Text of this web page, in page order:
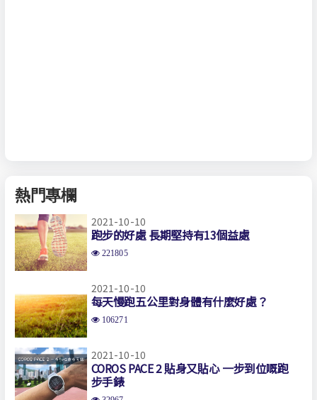
熱門專欄
2021-10-10
跑步的好處 長期堅持有13個益處
221805
2021-10-10
每天慢跑五公里對身體有什麼好處？
106271
2021-10-10
COROS PACE 2 貼身又貼心 一步到位嘅跑
步手錶